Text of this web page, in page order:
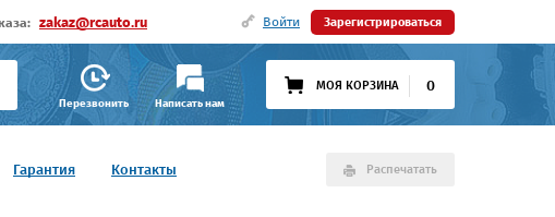
zakaz@rcauto.ru Войти Зарегистрироваться
Перезвонить Написать нам
МОЯ КОРЗИНА 0
Гарантия Контакты Распечатать